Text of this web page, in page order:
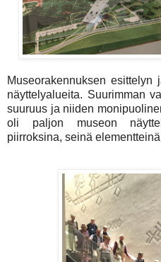
Museorakennuksen esittelyn
näyttelyalueita. Suurimman
suuruus ja niiden
oli paljon museon
piirroksina, seinä